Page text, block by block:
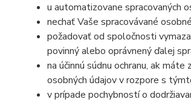
u automatizovane spracovaných
nechať Vaše spracovávané
požadovať od spoločnosti
povinný alebo oprávnený ďalej
na účinnú súdnu ochranu, ak
osobných údajov v rozpore s
v prípade pochybností o